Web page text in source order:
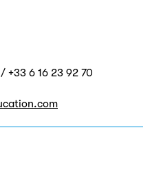
+33 6 16 23 92 70
toutes les offres